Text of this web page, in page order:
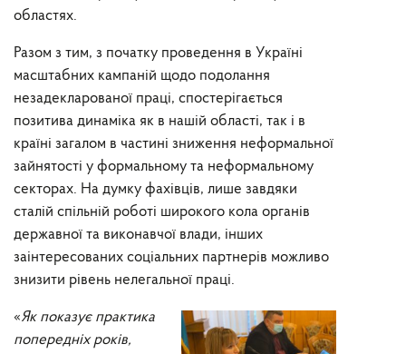
областях.
Разом з тим, з початку проведення в Україні
масштабних кампаній щодо подолання
незадекларованої праці, спостерігається
позитива динаміка як в нашій області, так і в
країні загалом в частині зниження неформальної
зайнятості у формальному та неформальному
секторах. На думку фахівців, лише завдяки
сталій спільній роботі широкого кола органів
державної та виконавчої влади, інших
заінтересованих соціальних партнерів можливо
знизити рівень нелегальної праці.
«Як показує практика
попередніх років,